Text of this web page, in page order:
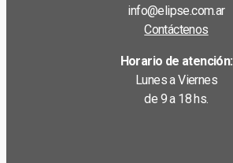
info@elipse.com.ar
Contáctenos
Horario de atención:
Lunes a Viernes
de 9 a 18 hs.